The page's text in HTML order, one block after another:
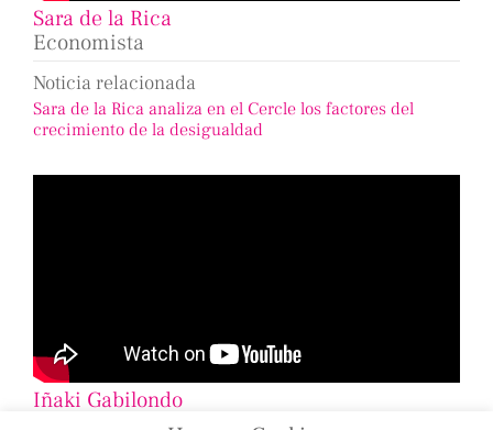
Sara de la Rica
Economista
Noticia relacionada
Sara de la Rica analiza en el Cercle los factores del
crecimiento de la desigualdad
Iñaki Gabilondo